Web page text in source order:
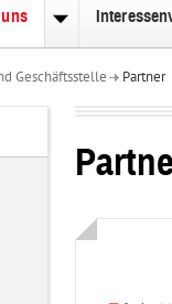
Über
Geschäftsstelle Partner